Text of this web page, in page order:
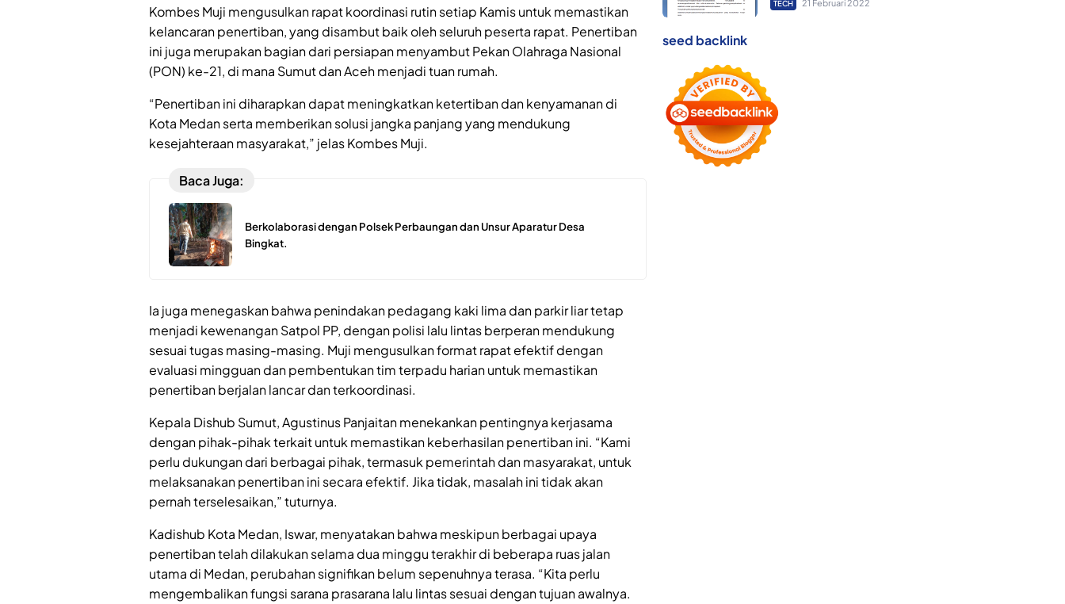
Kombes Muji mengusulkan rapat koordinasi rutin setiap Kamis untuk memastikan
kelancaran penertiban, yang disambut baik oleh seluruh peserta rapat. Penertiban
ini juga merupakan bagian dari persiapan menyambut Pekan Olahraga Nasional
(PON) ke-21, di mana Sumut dan Aceh menjadi tuan rumah.
“Penertiban ini diharapkan dapat meningkatkan ketertiban dan kenyamanan di
Kota Medan serta memberikan solusi jangka panjang yang mendukung
kesejahteraan masyarakat,” jelas Kombes Muji.
Baca Juga:
Berkolaborasi dengan Polsek Perbaungan dan Unsur Aparatur Desa
Bingkat.
Ia juga menegaskan bahwa penindakan pedagang kaki lima dan parkir liar tetap
menjadi kewenangan Satpol PP, dengan polisi lalu lintas berperan mendukung
sesuai tugas masing-masing. Muji mengusulkan format rapat efektif dengan
evaluasi mingguan dan pembentukan tim terpadu harian untuk memastikan
penertiban berjalan lancar dan terkoordinasi.
Kepala Dishub Sumut, Agustinus Panjaitan menekankan pentingnya kerjasama
dengan pihak-pihak terkait untuk memastikan keberhasilan penertiban ini. “Kami
perlu dukungan dari berbagai pihak, termasuk pemerintah dan masyarakat, untuk
melaksanakan penertiban ini secara efektif. Jika tidak, masalah ini tidak akan
pernah terselesaikan,” tuturnya.
Kadishub Kota Medan, Iswar, menyatakan bahwa meskipun berbagai upaya
penertiban telah dilakukan selama dua minggu terakhir di beberapa ruas jalan
utama di Medan, perubahan signifikan belum sepenuhnya terasa. “Kita perlu
mengembalikan fungsi sarana prasarana lalu lintas sesuai dengan tujuan awalnya.
TECH 21 Februari 2022
seed backlink